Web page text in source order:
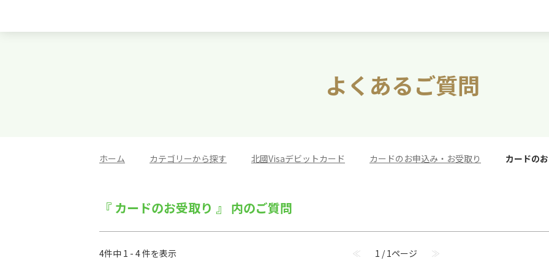
よくあるご質問
ホーム カテゴリーから探す 北國Visaデビットカード カードのお申込み・お受取り カードの
『 カードのお受取り 』 内のご質問
4件中 1 - 4 件を表示 ≪ 1 / 1ページ ≫